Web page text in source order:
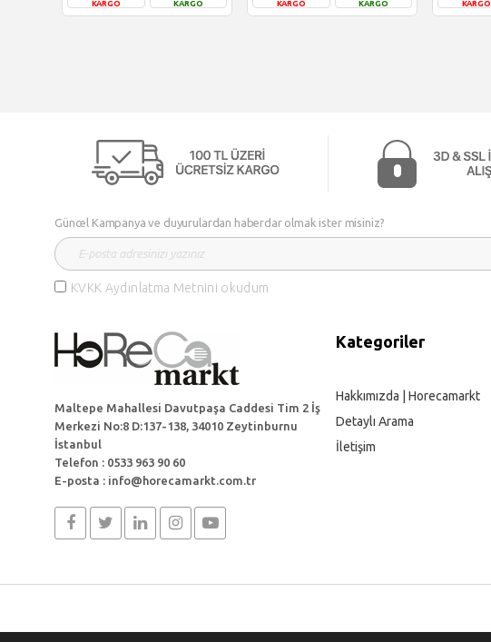
KARGO
KARGO
KARGO
KARGO
KARGO
Güncel Kampanya ve duyurulardan haberdar olmak ister misiniz?
KVKK Aydınlatma Metnini okudum
Maltepe Mahallesi Davutpaşa Caddesi Tim 2 İş
Merkezi No:8 D:137-138, 34010 Zeytinburnu
İstanbul
Telefon : 0533 963 90 60
E-posta : info@horecamarkt.com.tr
Kategoriler
Hakkımızda | Horecamarkt
Detaylı Arama
İletişim